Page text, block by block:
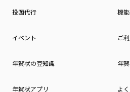
投函代行 機
イベント ご
年賀状の豆知識 年
年賀状アプリ よ